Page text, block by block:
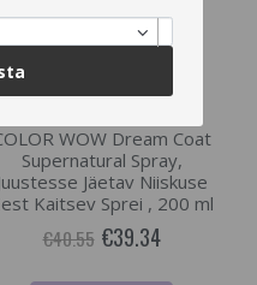
WOW Dream Coat
Supernatural Spray,
Juustesse Jäetav Niiskuse
Kaitsev Sprei , 200 ml
€40.55 €39.34